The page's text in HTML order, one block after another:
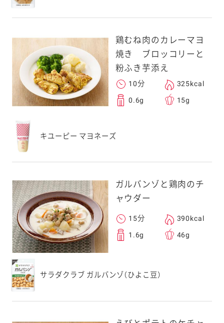
鶏むね肉のカレーマヨ
焼き ブロッコリーと
粉ふき芋添え
10分 325kcal
0.6g 15g
キユーピー マヨネーズ
ガルバンゾと鶏肉のチ
ャウダー
15分 390kcal
1.6g 46g
サラダクラブ ガルバンゾ（ひよこ豆）